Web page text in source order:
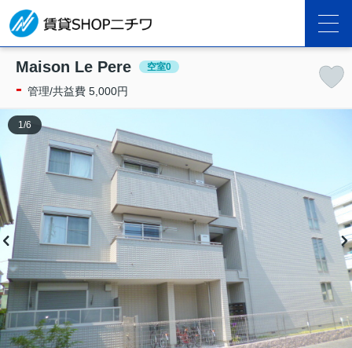
Maison Le Pere 空室0
- 管理/共益費 5,000円
1 /6